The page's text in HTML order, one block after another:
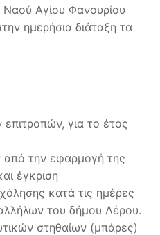
Ναού Αγίου Φανουρίου
ημερήσια διάταξη τα
για τo έτος
από την εφαρμογή της
έγκριση
κατά τις ημέρες
του δήμου Λέρου.
στηθαίων (μπάρες)